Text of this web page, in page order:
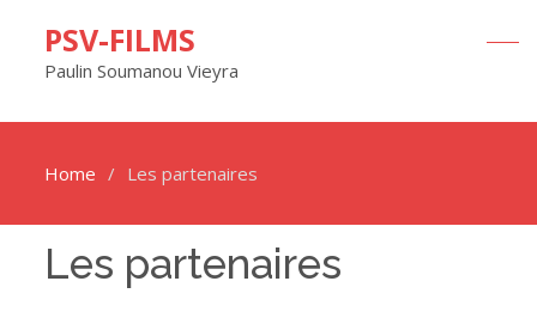
PSV-FILMS
Paulin Soumanou Vieyra
Home Les partenaires
Les partenaires